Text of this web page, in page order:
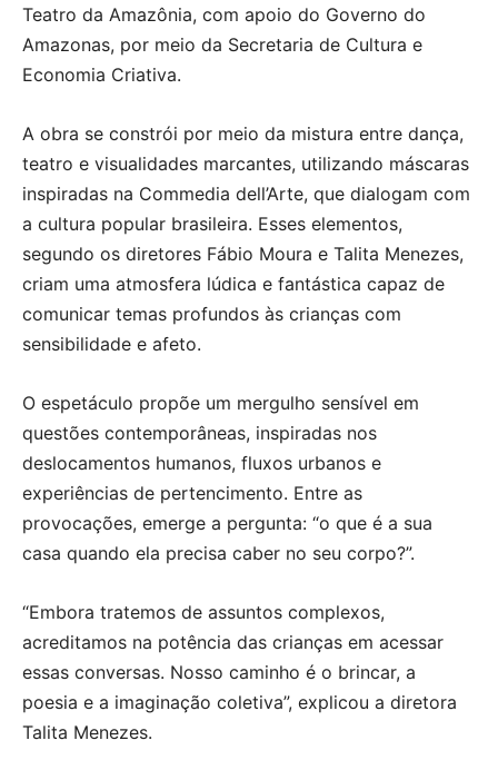
Teatro da Amazônia, com apoio do Governo do
Amazonas, por meio da Secretaria de Cultura e
Economia Criativa.
A obra se constrói por meio da mistura entre dança,
teatro e visualidades marcantes, utilizando máscaras
inspiradas na Commedia dell’Arte, que dialogam com
a cultura popular brasileira. Esses elementos,
segundo os diretores Fábio Moura e Talita Menezes,
criam uma atmosfera lúdica e fantástica capaz de
comunicar temas profundos às crianças com
sensibilidade e afeto.
O espetáculo propõe um mergulho sensível em
questões contemporâneas, inspiradas nos
deslocamentos humanos, fluxos urbanos e
experiências de pertencimento. Entre as
provocações, emerge a pergunta: “o que é a sua
casa quando ela precisa caber no seu corpo?”.
“Embora tratemos de assuntos complexos,
acreditamos na potência das crianças em acessar
essas conversas. Nosso caminho é o brincar, a
poesia e a imaginação coletiva”, explicou a diretora
Talita Menezes.